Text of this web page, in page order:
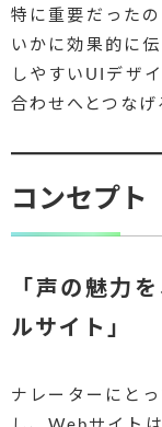
特に重要だった
いかに効果的に
しやすいUIデザ
合わせへとつなげ
コンセプト
「声の魅力
ルサイト」
ナレーターにと